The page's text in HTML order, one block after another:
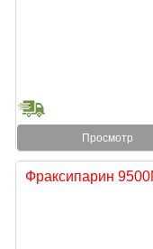
Просмотр
Фраксипарин